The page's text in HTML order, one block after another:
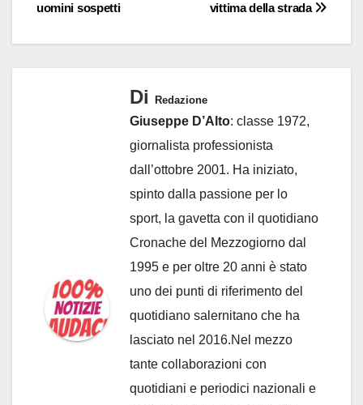
vittima della strada
uomini sospetti
Di Redazione
Giuseppe D’Alto: classe 1972,
giornalista professionista
dall’ottobre 2001. Ha iniziato,
spinto dalla passione per lo
sport, la gavetta con il quotidiano
Cronache del Mezzogiorno dal
1995 e per oltre 20 anni è stato
uno dei punti di riferimento del
quotidiano salernitano che ha
lasciato nel 2016.Nel mezzo
tante collaborazioni con
quotidiani e periodici nazionali e